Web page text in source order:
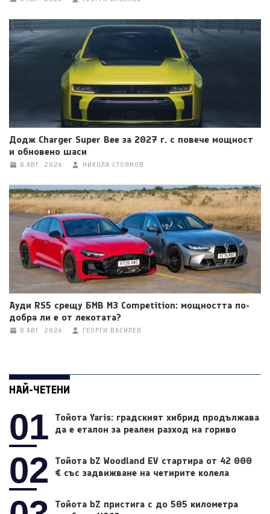
Додж Charger Super Bee за 2027 г. с повече мощност
и обновено шаси
8 АВГ. 2026 НИКОЛА СТОЯНОВ
Ауди RS5 срещу БМВ M3 Competition: мощността по-
добра ли е от лекотата?
8 АВГ. 2026 ГЕОРГИ ВАСИЛЕВ
НАЙ-ЧЕТЕНИ
01
Тойота Yaris: градският хибрид продължава
да е еталон за реален разход на гориво
02
Тойота bZ Woodland EV стартира от 42 000
€ със задвижване на четирите колела
Тойота bZ пристига с до 505 километра